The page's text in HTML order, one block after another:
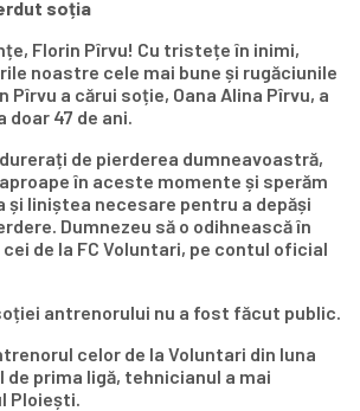
soția
Florin Pîrvu! Cu tristețe în inimi,
noastre cele mai bune și rugăciunile
a cărui soție, Oana Alina Pîrvu, a
47 de ani.
de pierderea dumneavoastră,
în aceste momente și sperăm
și liniștea necesare pentru a depăși
Dumnezeu să o odihnească în
de la FC Voluntari, pe contul oficial
antrenorului nu a fost făcut public.
celor de la Voluntari din luna
de prima ligă, tehnicianul a mai
Ploiești.